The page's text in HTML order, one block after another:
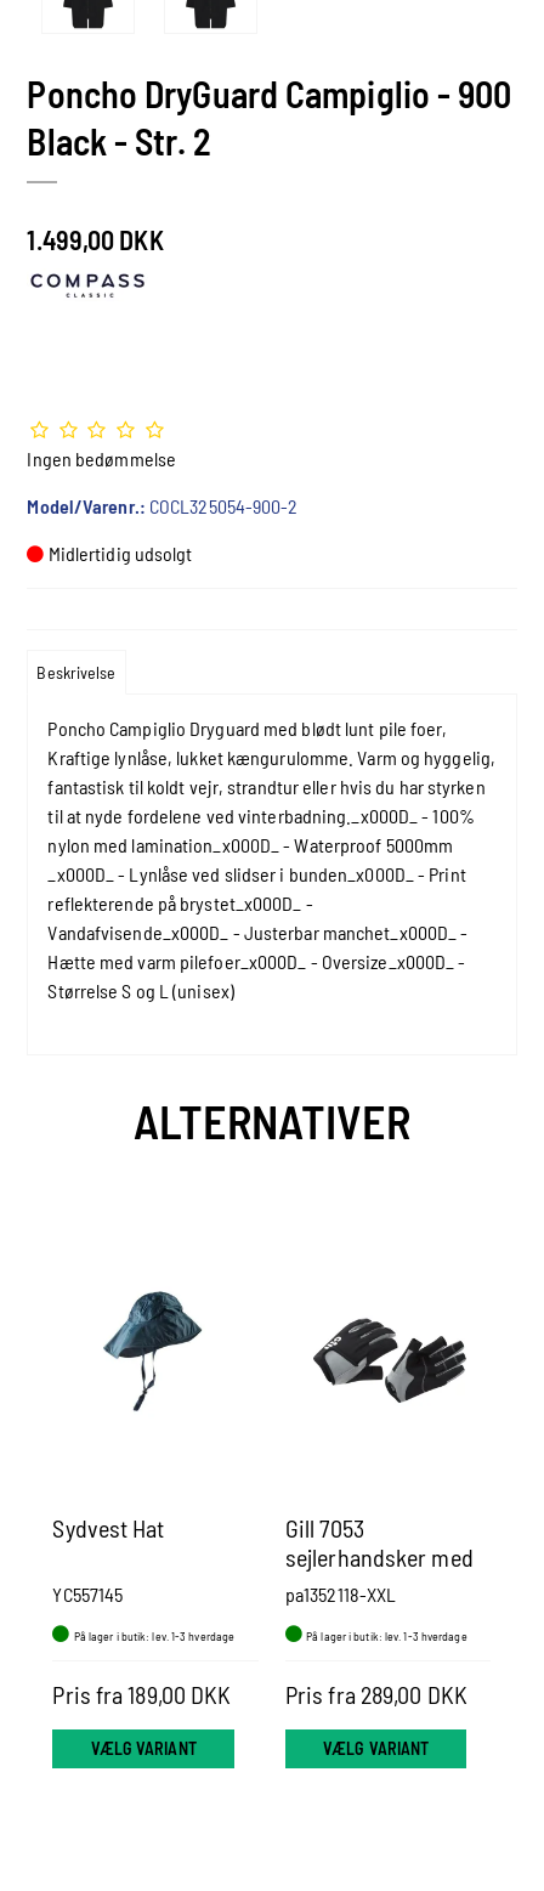
Poncho DryGuard Campiglio - 900
Black - Str. 2
1.499,00 DKK
Ingen bedømmelse
Model/Varenr.: COCL325054-900-2
Midlertidig udsolgt
Beskrivelse
Poncho Campiglio Dryguard med blødt lunt pile foer,
Kraftige lynlåse, lukket kængurulomme. Varm og hyggelig,
fantastisk til koldt vejr, strandtur eller hvis du har styrken
til at nyde fordelene ved vinterbadning._x000D_ - 100%
nylon med lamination_x000D_ - Waterproof 5000mm
_x000D_ - Lynlåse ved slidser i bunden_x000D_ - Print
reflekterende på brystet_x000D_ -
Vandafvisende_x000D_ - Justerbar manchet_x000D_ -
Hætte med varm pilefoer_x000D_ - Oversize_x000D_ -
Størrelse S og L (unisex)
ALTERNATIVER
Sydvest Hat
YC557145
På lager i butik: lev. 1-3 hverdage
Pris fra 189,00 DKK
VÆLG VARIANT
Gill 7053
sejlerhandsker med
fingre sort/grå
pa1352118-XXL
På lager i butik: lev. 1-3 hverdage
Pris fra 289,00 DKK
VÆLG VARIANT